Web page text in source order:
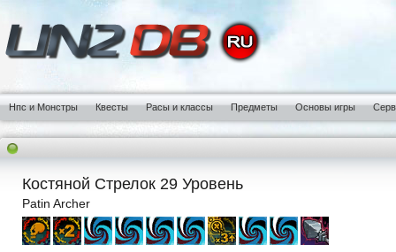
Нпс и Монстры Квесты Расы и классы Предметы Основы игры
Костяной Стрелок 29 Уровень
Patin Archer